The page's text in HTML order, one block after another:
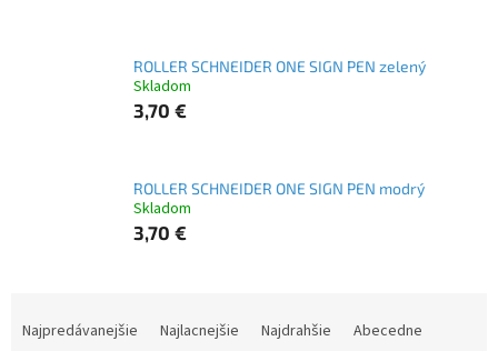
ROLLER SCHNEIDER ONE SIGN PEN zelený
Skladom
3,70 €
ROLLER SCHNEIDER ONE SIGN PEN modrý
Skladom
3,70 €
Najpredávanejšie Najlacnejšie Najdrahšie Abecedne